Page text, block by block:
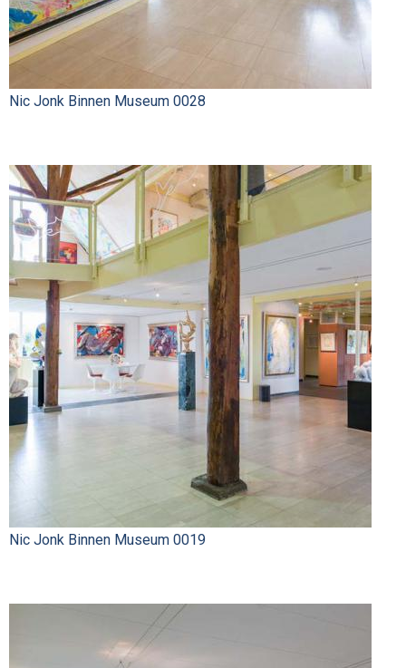
Nic Jonk Binnen Museum 0028
Nic Jonk Binnen Museum 0019